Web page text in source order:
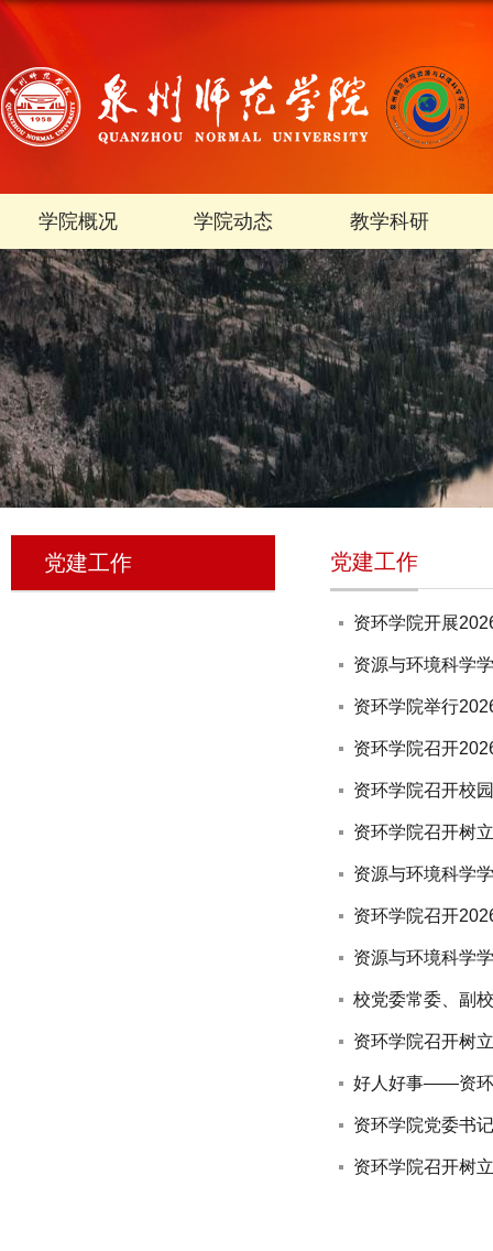
学院概况 学院动态 教学科研
党建工作 党建工作
资环学院开展
资源与环境科学
资环学院举行
资环学院召开
资环学院召开校
资环学院召开树
资源与环境科学
资环学院召开
资源与环境科学
校党委常委、副
资环学院召开树
好人好事——资环
资环学院党委书
资环学院召开树